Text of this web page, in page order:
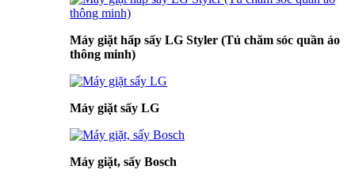
Máy giặt hấp sấy LG Styler (Tủ chăm sóc quần áo
thông minh)
Máy giặt sấy LG
Máy giặt, sấy Bosch